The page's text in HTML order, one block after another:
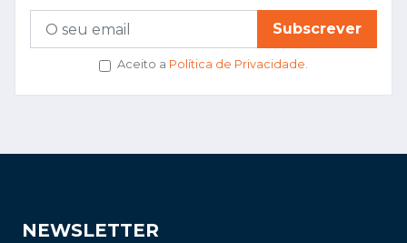
Subscrever
Aceito a Política de Privacidade.
NEWSLETTER